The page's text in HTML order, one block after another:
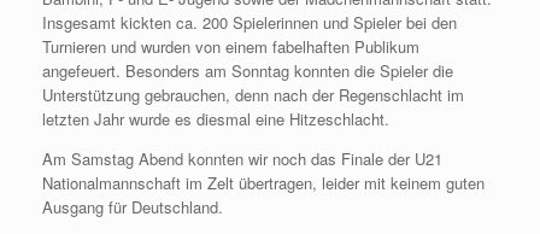
Insgesamt kickten ca. 200 Spielerinnen und Spieler bei den
Turnieren und wurden von einem fabelhaften Publikum
angefeuert. Besonders am Sonntag konnten die Spieler die
Unterstützung gebrauchen, denn nach der Regenschlacht im
letzten Jahr wurde es diesmal eine Hitzeschlacht.
Am Samstag Abend konnten wir noch das Finale der U21
Nationalmannschaft im Zelt übertragen, leider mit keinem guten
Ausgang für Deutschland.